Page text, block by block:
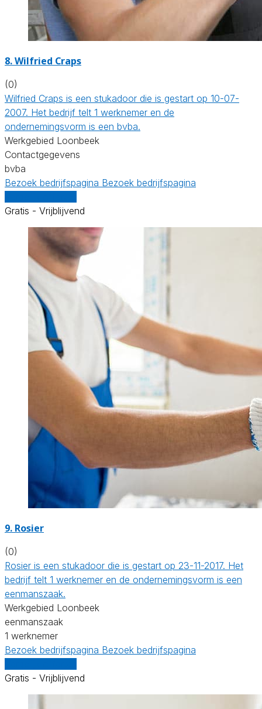
8. Wilfried Craps
(0)
Wilfried Craps is een stukadoor die is gestart op 10-07-
2007. Het bedrijf telt 1 werknemer en de
ondernemingsvorm is een bvba.
Werkgebied Loonbeek
Contactgegevens
bvba
Bezoek bedrijfspagina Bezoek bedrijfspagina
Gratis - Vrijblijvend
9. Rosier
(0)
Rosier is een stukadoor die is gestart op 23-11-2017. Het
bedrijf telt 1 werknemer en de ondernemingsvorm is een
eenmanszaak.
Werkgebied Loonbeek
eenmanszaak
1 werknemer
Bezoek bedrijfspagina Bezoek bedrijfspagina
Gratis - Vrijblijvend